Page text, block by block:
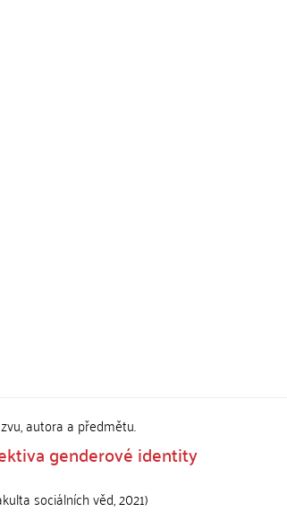
autora a předmětu.
genderové identity
sociálních věd,2021)